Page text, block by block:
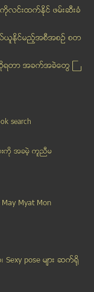
ကို ျပ...
႔အ...
)ခ်က္ -...
နဆုိင္ရာ...
မိဳ႔
ဥ္ တိမ္းေမွာက္
န္ အမ်ိဳး...
ားထိုးျပန္လဲ...
၂၀၁၄)
မံကိန...
အေရးယူေတ...
အခမဲ...
င္ ကိုလင္းထက္ႏိုင္ ဖမ္းဆီးခံ
ယ္ယူႏုိင္မည့္အစီအစဥ္ စတ
တာ အခက္အခဲေတြ ႀ
search
ားကုိ အခမဲ့ ကူညီမ
Myat Mon
Sexy pose မ်ား ဆက္ရို